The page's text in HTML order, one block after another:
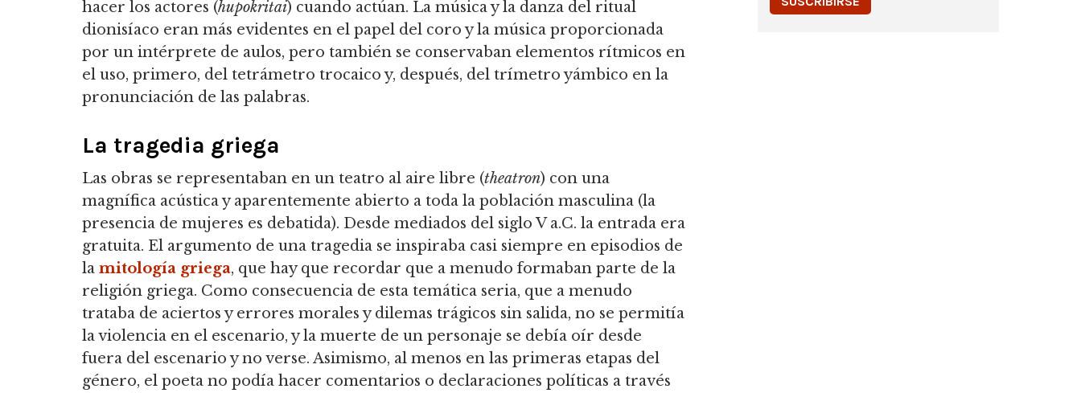
hacer los actores (hupokritai) cuando actúan. La música y la danza del ritual
dionisíaco eran más evidentes en el papel del coro y la música proporcionada
por un intérprete de aulos, pero también se conservaban elementos rítmicos en
el uso, primero, del tetrámetro trocaico y, después, del trímetro yámbico en la
pronunciación de las palabras.
La tragedia griega
Las obras se representaban en un teatro al aire libre (theatron) con una
magnífica acústica y aparentemente abierto a toda la población masculina (la
presencia de mujeres es debatida). Desde mediados del siglo V a.C. la entrada era
gratuita. El argumento de una tragedia se inspiraba casi siempre en episodios de
la mitología griega, que hay que recordar que a menudo formaban parte de la
religión griega. Como consecuencia de esta temática seria, que a menudo
trataba de aciertos y errores morales y dilemas trágicos sin salida, no se permitía
la violencia en el escenario, y la muerte de un personaje se debía oír desde
fuera del escenario y no verse. Asimismo, al menos en las primeras etapas del
género, el poeta no podía hacer comentarios o declaraciones políticas a través